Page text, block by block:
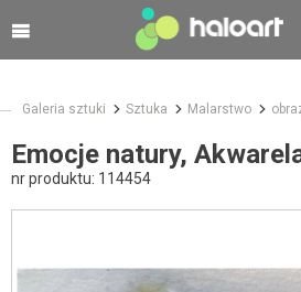
Galeria sztuki Sztuka Malarstwo
Emocje natury,
nr produktu: 114454